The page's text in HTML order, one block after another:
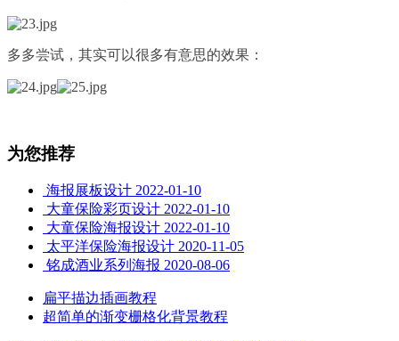
多多尝试，其实可以很多有意思的效果：
为您推荐
海报展板设计 2022-01-10
大童保险彩页设计 2022-01-10
大童保险海报设计 2022-01-10
太平洋保险海报设计 2020-11-05
铭成酒业系列海报 2020-08-06
扁平描边插画教程
超简单的渐变栅格化背景教程